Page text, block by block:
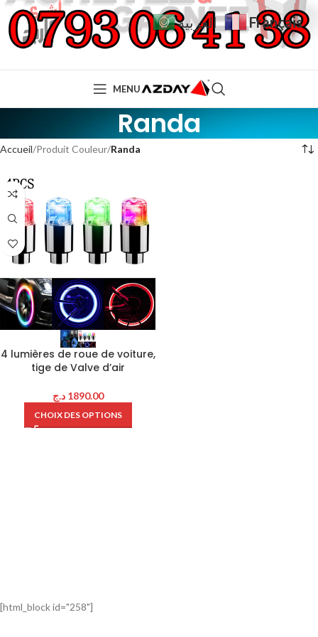
MENU
Randa
Accueil Produit Couleur Randa
4 lumières de roue de voiture,
tige de Valve d’air
1890.00 د.ج
CHOIX DES OPTIONS
[html_block id="258"]
العربية Français